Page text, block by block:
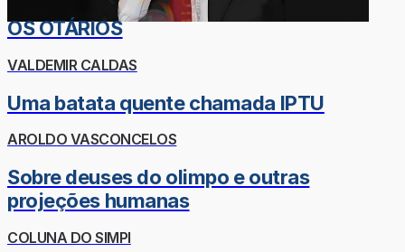
OS OTÁRIOS
VALDEMIR CALDAS
Uma batata quente chamada IPTU
AROLDO VASCONCELOS
Sobre deuses do olimpo e outras
projeções humanas
COLUNA DO SIMPI